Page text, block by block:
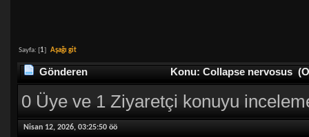
Sayfa: [1] Aşağı git
Gönderen Konu: Collapse nervosus
0 Üye ve 1 Ziyaretçi konuyu
Nisan 12, 2026, 03:25:50 öö